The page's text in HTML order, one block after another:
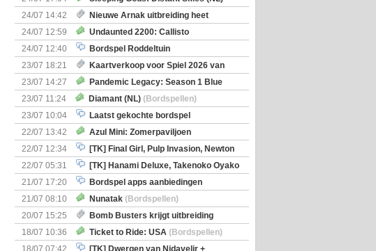
(Bordspellen)
24/07 14:42
Nieuwe Arnak uitbreiding heet
Surprise Shipments
24/07 12:59
Undaunted 2200: Callisto
(Bordspellen)
24/07 12:40
Bordspel Roddeltuin
23/07 18:21
Kaartverkoop voor Spiel 2026 van
start
23/07 14:27
Pandemic Legacy: Season 1 Blue
(Bordspellen)
23/07 11:24 Diamant (NL) (Bordspellen)
23/07 10:04
Laatst gekochte bordspel
22/07 13:42
Azul Mini: Zomerpaviljoen
(Bordspellen)
22/07 12:34
[TK] Final Girl, Pulp Invasion, Newton
& Great Discoveries
22/07 05:31
[TK] Hanami Deluxe, Takenoko Oyako
bigbox
21/07 17:20
Bordspel apps aanbiedingen
21/07 08:10
Nunatak (Bordspellen)
20/07 15:25
Bomb Busters krijgt uitbreiding
genaamd Pro Kit
18/07 10:36 Ticket to Ride: USA (Bordspellen)
18/07 07:42
[TK] Dwergen van Nidavelir +